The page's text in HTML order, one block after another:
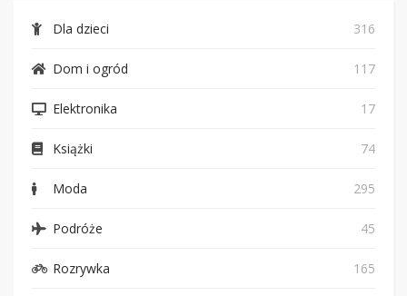
Dla dzieci 316
Dom i ogród 117
Elektronika 17
Książki 74
Moda 295
Podróże 45
Rozrywka 165